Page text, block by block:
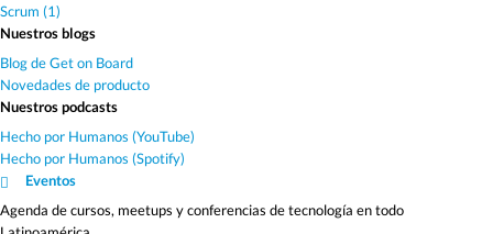
Scrum (1)
Nuestros blogs
Blog de Get on Board
Novedades de producto
Nuestros podcasts
Hecho por Humanos (YouTube)
Hecho por Humanos (Spotify)
Eventos
Agenda de cursos, meetups y conferencias de tecnología en todo